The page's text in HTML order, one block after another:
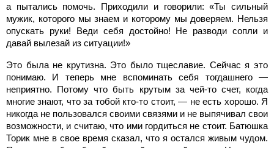
а пытались помочь. Приходили и говорили: «Ты сильный
мужик, которого мы знаем и которому мы доверяем. Нельзя
опускать руки! Веди себя достойно! Не разводи сопли и
давай вылезай из ситуации!»
Это была не крутизна. Это было тщеславие. Сейчас я это
понимаю. И теперь мне вспоминать себя тогдашнего —
неприятно. Потому что быть крутым за чей-то счет, когда
многие знают, что за тобой кто-то стоит, — не есть хорошо. Я
никогда не пользовался своими связями и не выпячивал свои
возможности, и считаю, что ими гордиться не стоит. Батюшка
Торик мне в свое время сказал, что я остался живым чудом.